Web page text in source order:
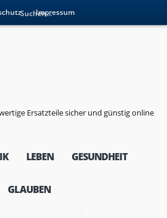
Impressum
LEBEN GESUNDHEIT
GLAUBEN